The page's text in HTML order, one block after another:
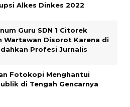
Alkes Dinkes 2022
Guru SDN 1 Citorek
Wartawan Disorot Karena di
Profesi Jurnalis
Fotokopi Menghantui
di Tengah Gencarnya